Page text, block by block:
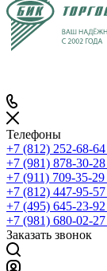
Телефоны
+7 (812) 252-68-64
+7 (981) 878-30-28
+7 (911) 709-35-29
+7 (812) 447-95-57
+7 (495) 645-23-92
+7 (981) 680-02-27
Заказать звонок